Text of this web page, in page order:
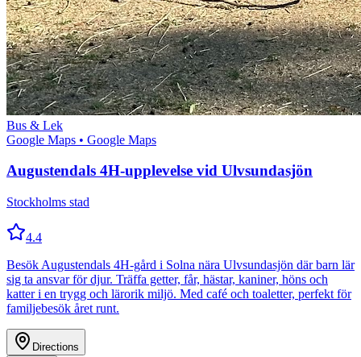
Bus & Lek
Google Maps • Google Maps
Augustendals 4H-upplevelse vid Ulvsundasjön
Stockholms stad
4.4
Besök Augustendals 4H-gård i Solna nära Ulvsundasjön där barn lär
sig ta ansvar för djur. Träffa getter, får, hästar, kaniner, höns och
katter i en trygg och lärorik miljö. Med café och toaletter, perfekt för
familjebesök året runt.
Directions